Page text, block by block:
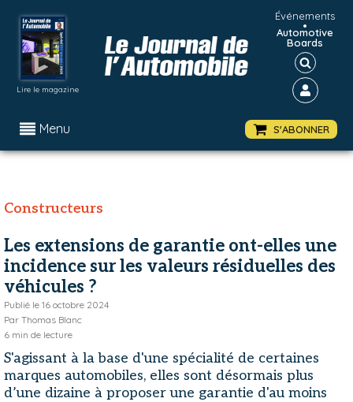
Lire le magazine
Événements
•
Automotive
Boards
Menu S'ABONNER
Constructeurs
Les extensions de garantie ont-elles une
incidence sur les valeurs résiduelles des
véhicules ?
Publié le 16 octobre 2024
Par Thomas Blanc
6 min de lecture
S'agissant à la base d'une spécialité de certaines
marques automobiles, elles sont désormais plus
d’une dizaine à proposer une garantie d'au moins